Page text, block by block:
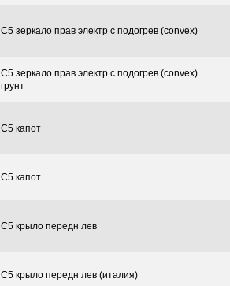
C5 зеркало прав электр с подогрев (convex)
C5 зеркало прав электр с подогрев (convex)
грунт
C5 капот
C5 капот
C5 крыло передн лев
C5 крыло передн лев (италия)